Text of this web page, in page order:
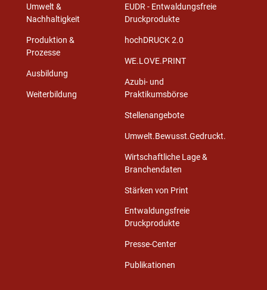
Umwelt &
Nachhaltigkeit
Produktion &
Prozesse
Ausbildung
Weiterbildung
EUDR - Entwaldungsfreie
Druckprodukte
hochDRUCK 2.0
WE.LOVE.PRINT
Azubi- und
Praktikumsbörse
Stellenangebote
Umwelt.Bewusst.Gedruckt.
Wirtschaftliche Lage &
Branchendaten
Stärken von Print
Entwaldungsfreie
Druckprodukte
Presse-Center
Publikationen